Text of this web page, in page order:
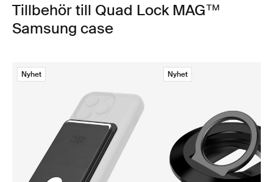
Tillbehör till Quad Lock MAG™
Samsung case
Nyhet Nyhet